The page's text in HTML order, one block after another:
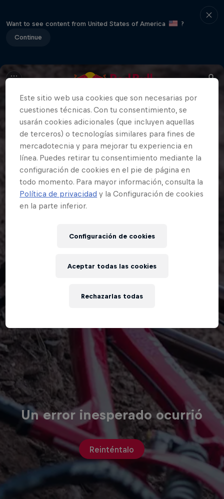
Want to see content from United States of America
?
Continue
Un error inesperado ocurrió
Reinténtalo
Este sitio web usa cookies que son necesarias por
cuestiones técnicas. Con tu consentimiento, se
usarán cookies adicionales (que incluyen aquellas
de terceros) o tecnologías similares para fines de
mercadotecnia y para mejorar tu experiencia en
línea. Puedes retirar tu consentimiento mediante la
configuración de cookies en el pie de página en
todo momento. Para mayor información, consulta la
Política de privacidad y la Configuración de cookies
en la parte inferior.
Configuración de cookies
Rechazarlas todas
Aceptar todas las cookies